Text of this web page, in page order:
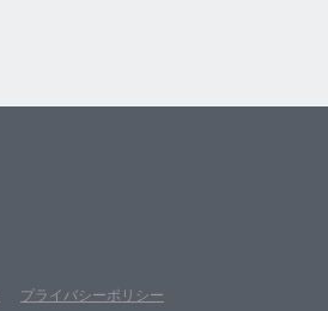
プライバシーポリシー